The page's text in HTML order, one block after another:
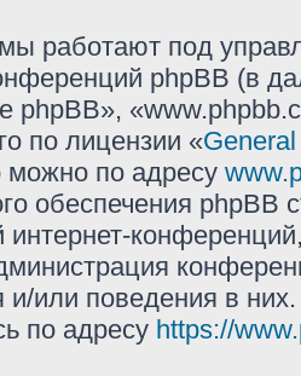
работают под
phpBB (в
phpBB»,
по лицензии «
можно по адресу
обеспечения phpBB
и/или поведения в
по адресу https://